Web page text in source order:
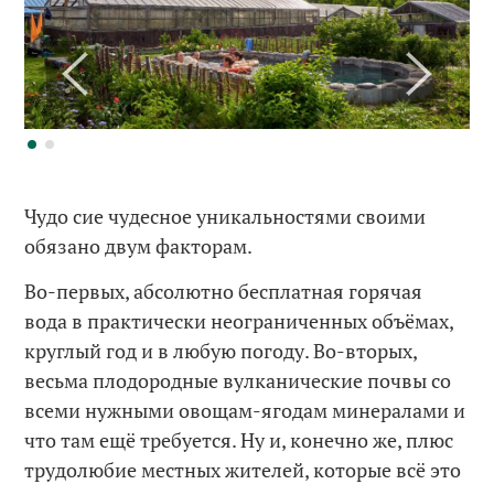
Чудо сие чудесное уникальностями своими
обязано двум факторам.
Во-первых, абсолютно бесплатная горячая
вода в практически неограниченных объёмах,
круглый год и в любую погоду. Во-вторых,
весьма плодородные вулканические почвы со
всеми нужными овощам-ягодам минералами и
что там ещё требуется. Ну и, конечно же, плюс
трудолюбие местных жителей, которые всё это